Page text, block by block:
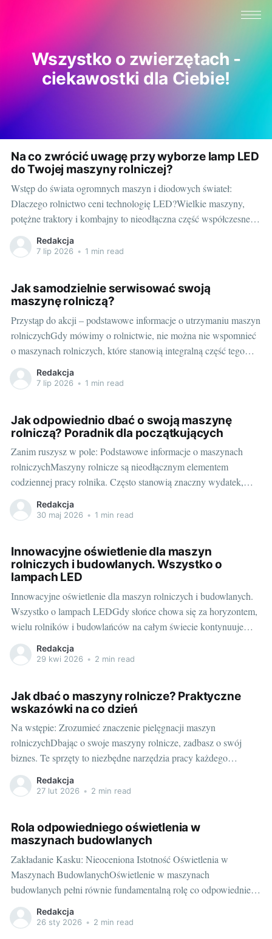
Wszystko o zwierzętach -
ciekawostki dla Ciebie!
Na co zwrócić uwagę przy wyborze lamp LED
do Twojej maszyny rolniczej?
Wstęp do świata ogromnych maszyn i diodowych świateł:
Dlaczego rolnictwo ceni technologię LED?Wielkie maszyny,
potężne traktory i kombajny to nieodłączna część współczesnego
rolnictwa. Każdy kto prowadzi gospodarstwo wie, jak ważna jest
niezawodność i efektywność sprzętu - tak jak dobrze dobrany
Redakcja
7 lip 2026 • 1 min read
Jak samodzielnie serwisować swoją
maszynę rolniczą?
Przystąp do akcji – podstawowe informacje o utrzymaniu maszyn
rolniczychGdy mówimy o rolnictwie, nie można nie wspomnieć
o maszynach rolniczych, które stanowią integralną część tego
sektora. Znaczny postęp technologiczny w ostatnich latach
sprawił, że maszyny te stały się bardziej skomplikowane i
Redakcja
7 lip 2026 • 1 min read
Jak odpowiednio dbać o swoją maszynę
rolniczą? Poradnik dla początkujących
Zanim ruszysz w pole: Podstawowe informacje o maszynach
rolniczychMaszyny rolnicze są nieodłącznym elementem
codziennej pracy rolnika. Często stanowią znaczny wydatek,
dlatego warto zainwestować nie tylko w nowoczesne
technologie, ale również w odpowiednią pielęgnację i
Redakcja
30 maj 2026 • 1 min read
Innowacyjne oświetlenie dla maszyn
rolniczych i budowlanych. Wszystko o
lampach LED
Innowacyjne oświetlenie dla maszyn rolniczych i budowlanych.
Wszystko o lampach LEDGdy słońce chowa się za horyzontem,
wielu rolników i budowlańców na całym świecie kontynuuje
swoją pracę dzięki innowacyjnemu oświetleniu maszyn
rolniczych i budowlanych. Jak pies, którego widok jest dobrze
Redakcja
29 kwi 2026 • 2 min read
Jak dbać o maszyny rolnicze? Praktyczne
wskazówki na co dzień
Na wstępie: Zrozumieć znaczenie pielęgnacji maszyn
rolniczychDbając o swoje maszyny rolnicze, zadbasz o swój
biznes. Te sprzęty to niezbędne narzędzia pracy każdego
farmera. Niewłaściwa pielęgnacja może skrócić ich żywotność i
wpłynąć negatywnie na efektywność prac polowych. Zaniedbane
Redakcja
27 lut 2026 • 2 min read
Rola odpowiedniego oświetlenia w
maszynach budowlanych
Zakładanie Kasku: Nieoceniona Istotność Oświetlenia w
Maszynach BudowlanychOświetlenie w maszynach
budowlanych pełni równie fundamentalną rolę co odpowiednie
części i mechanizmy. Gdy dni stają się coraz krótsze a prace na
placu budowy wydłużają się, odpowiednie oświetlenie staje się
Redakcja
26 sty 2026 • 2 min read